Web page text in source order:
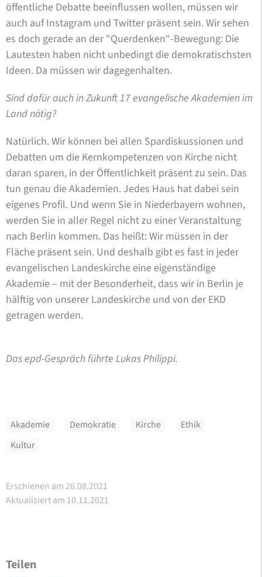
öffentliche Debatte beeinflussen wollen, müssen wir
auch auf Instagram und Twitter präsent sein. Wir sehen
es doch gerade an der "Querdenken"-Bewegung: Die
Lautesten haben nicht unbedingt die demokratischsten
Ideen. Da müssen wir dagegenhalten.
Sind dafür auch in Zukunft 17 evangelische Akademien im
Land nötig?
Natürlich. Wir können bei allen Spardiskussionen und
Debatten um die Kernkompetenzen von Kirche nicht
daran sparen, in der Öffentlichkeit präsent zu sein. Das
tun genau die Akademien. Jedes Haus hat dabei sein
eigenes Profil. Und wenn Sie in Niederbayern wohnen,
werden Sie in aller Regel nicht zu einer Veranstaltung
nach Berlin kommen. Das heißt: Wir müssen in der
Fläche präsent sein. Und deshalb gibt es fast in jeder
evangelischen Landeskirche eine eigenständige
Akademie – mit der Besonderheit, dass wir in Berlin je
hälftig von unserer Landeskirche und von der EKD
getragen werden.
Das epd-Gespräch führte Lukas Philippi.
Akademie Demokratie Kirche
Ethik
Kultur
Erschienen am 26.08.2021
Aktualisiert am 10.11.2021
Teilen